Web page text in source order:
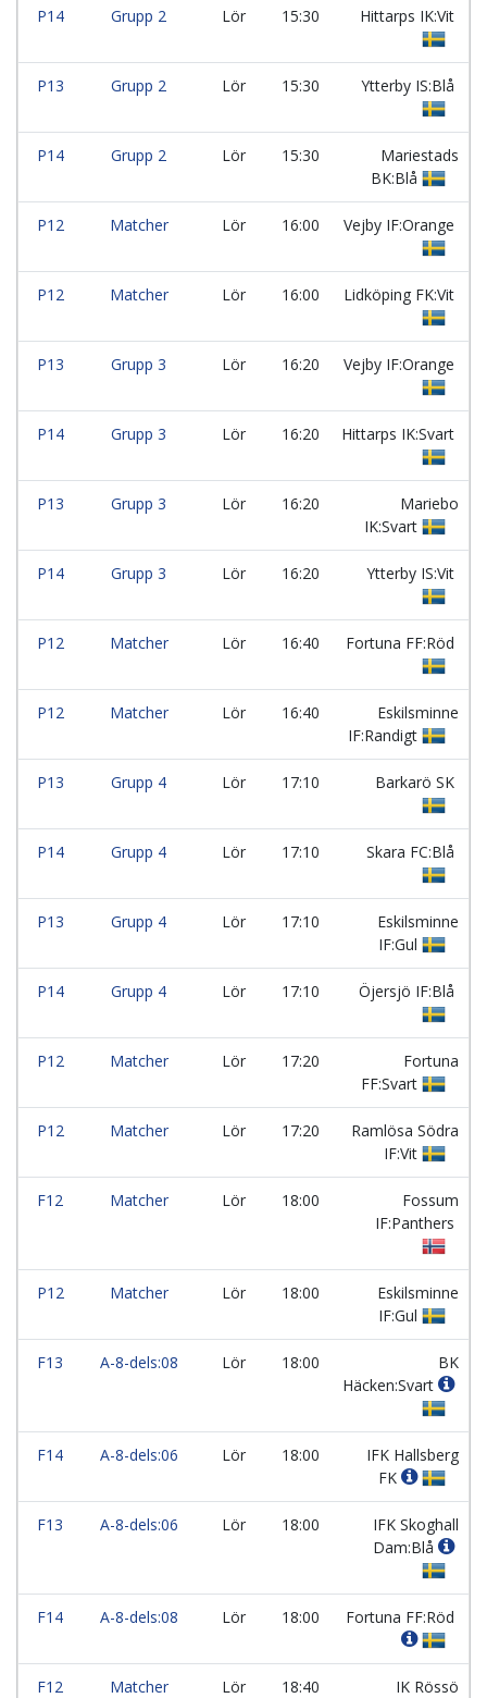
P14 Grupp 2 Lör 15:30 Hittarps IK:Vit
P13 Grupp 2 Lör 15:30 Ytterby IS:Blå
P14 Grupp 2 Lör 15:30
Mariestads
BK:Blå
P12 Matcher Lör 16:00 Vejby IF:Orange
P12 Matcher Lör 16:00 Lidköping FK:Vit
P13 Grupp 3 Lör 16:20 Vejby IF:Orange
P14 Grupp 3 Lör 16:20 Hittarps IK:Svart
P13 Grupp 3 Lör 16:20
Mariebo
IK:Svart
P14 Grupp 3 Lör 16:20 Ytterby IS:Vit
P12 Matcher Lör 16:40 Fortuna FF:Röd
P12 Matcher Lör 16:40
Eskilsminne
IF:Randigt
P13 Grupp 4 Lör 17:10 Barkarö SK
P14 Grupp 4 Lör 17:10 Skara FC:Blå
P13 Grupp 4 Lör 17:10
Eskilsminne
IF:Gul
P14 Grupp 4 Lör 17:10 Öjersjö IF:Blå
P12 Matcher Lör 17:20
Fortuna
FF:Svart
P12 Matcher Lör 17:20
Ramlösa Södra
IF:Vit
F12 Matcher Lör 18:00
Fossum
IF:Panthers
P12 Matcher Lör 18:00
Eskilsminne
IF:Gul
F13 A-8-dels:08 Lör 18:00
BK
Häcken:Svart
F14 A-8-dels:06 Lör 18:00
IFK Hallsberg
FK
F13 A-8-dels:06 Lör 18:00
IFK Skoghall
Dam:Blå
F14 A-8-dels:08 Lör 18:00 Fortuna FF:Röd
F12 Matcher Lör 18:40
IK Rössö